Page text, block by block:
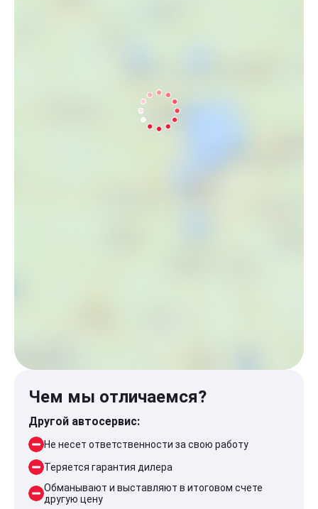
Чем мы отличаемся?
Другой автосервис:
Не несет ответственности за свою работу
Теряется гарантия дилера
Обманывают и выставляют в итоговом счете
другую цену